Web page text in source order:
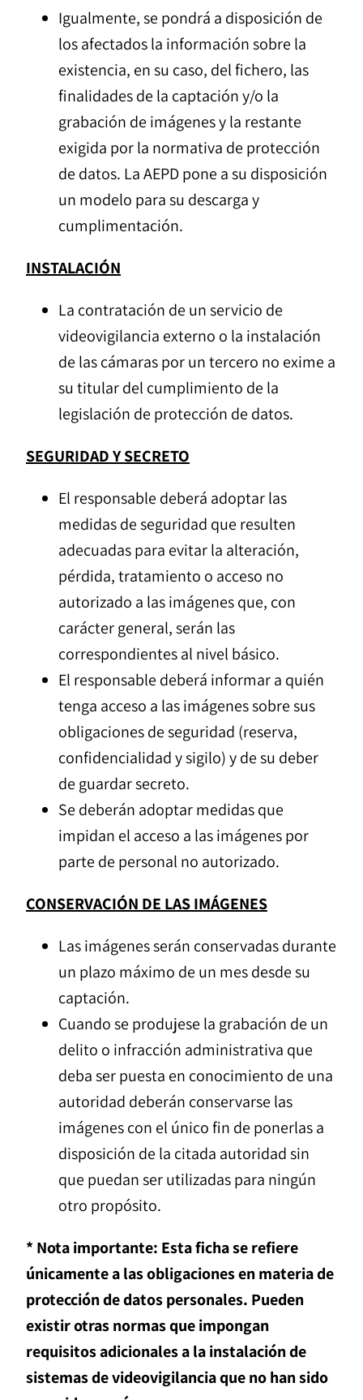
Igualmente, se pondrá a disposición de
los afectados la información sobre la
existencia, en su caso, del fichero, las
finalidades de la captación y/o la
grabación de imágenes y la restante
exigida por la normativa de protección
de datos. La AEPD pone a su disposición
un modelo para su descarga y
cumplimentación.
INSTALACIÓN
La contratación de un servicio de
videovigilancia externo o la instalación
de las cámaras por un tercero no exime a
su titular del cumplimiento de la
legislación de protección de datos.
SEGURIDAD Y SECRETO
El responsable deberá adoptar las
medidas de seguridad que resulten
adecuadas para evitar la alteración,
pérdida, tratamiento o acceso no
autorizado a las imágenes que, con
carácter general, serán las
correspondientes al nivel básico.
El responsable deberá informar a quién
tenga acceso a las imágenes sobre sus
obligaciones de seguridad (reserva,
confidencialidad y sigilo) y de su deber
de guardar secreto.
Se deberán adoptar medidas que
impidan el acceso a las imágenes por
parte de personal no autorizado.
CONSERVACIÓN DE LAS IMÁGENES
Las imágenes serán conservadas durante
un plazo máximo de un mes desde su
captación.
Cuando se produjese la grabación de un
delito o infracción administrativa que
deba ser puesta en conocimiento de una
autoridad deberán conservarse las
imágenes con el único fin de ponerlas a
disposición de la citada autoridad sin
que puedan ser utilizadas para ningún
otro propósito.
* Nota importante: Esta ficha se refiere
únicamente a las obligaciones en materia de
protección de datos personales. Pueden
existir otras normas que impongan
requisitos adicionales a la instalación de
sistemas de videovigilancia que no han sido